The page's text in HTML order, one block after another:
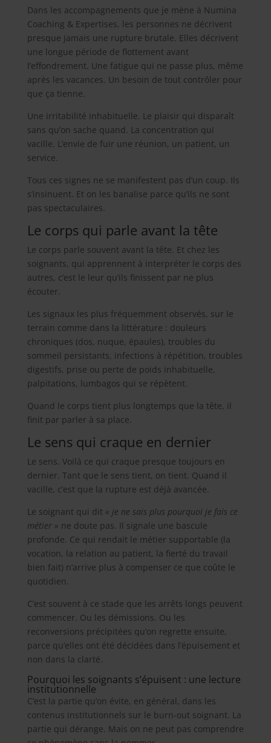
Dans les accompagnements que je mène à Numina
Coaching & Expertises, les personnes ne décrivent
presque jamais une rupture brutale. Elles décrivent
une longue période de flottement avant
l’effondrement. Une fatigue qui ne passe plus, même
après les vacances. Un besoin de tout contrôler pour
que ça tienne.
Une irritabilité inhabituelle. Le plaisir qui disparaît
sans qu’on sache quand. La concentration qui
vacille. L’envie de fuir une réunion, un patient, un
service.
Tous ces signes ne se manifestent pas d’un coup. Ils
s’insinuent. Et on les banalise parce qu’ils ne sont
pas spectaculaires.
Le corps qui parle avant la tête
Le corps parle souvent avant la tête. Et chez les
soignants, qui apprennent à interpréter le corps des
autres, c’est le leur qu’ils finissent par ne plus
écouter.
Les signaux les plus fréquemment observés, sur le
terrain comme dans la littérature : douleurs
chroniques (dos, nuque, épaules), troubles du
sommeil persistants, infections à répétition, troubles
digestifs, prise ou perte de poids inhabituelle,
palpitations, lumbagos qui se répètent.
Quand le corps tient plus longtemps que la tête, il
finit par parler à sa place.
Le sens qui craque en dernier
Le sens. Voilà ce qui craque presque toujours en
dernier. Tant que le sens tient, on tient. Quand il
vacille, c’est que la rupture est déjà avancée.
Le soignant qui dit « je ne sais plus pourquoi je fais ce
métier » ne doute pas. Il signale une bascule
profonde. Ce qui rendait le métier supportable (la
vocation, la relation au patient, la fierté du travail
bien fait) n’arrive plus à compenser ce que coûte le
quotidien.
C’est souvent à ce stade que les arrêts longs peuvent
commencer. Ou les démissions. Ou les
reconversions précipitées qu’on regrette ensuite,
parce qu’elles ont été décidées dans l’épuisement et
non dans la clarté.
Pourquoi les soignants s’épuisent : une lecture
institutionnelle
C’est la partie qu’on évite, en général, dans les
contenus institutionnels sur le burn-out soignant. La
partie qui dérange. Mais on ne peut pas comprendre